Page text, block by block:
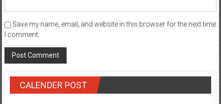
Save my name, email, and website in this browser for the next time
I comment.
CALENDER POST